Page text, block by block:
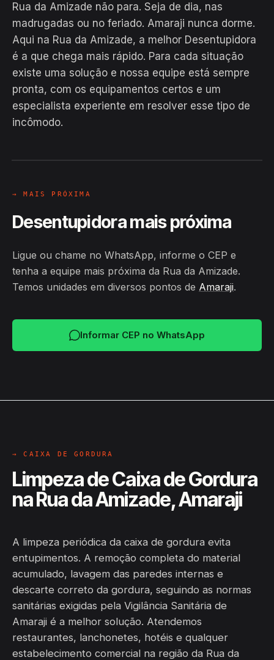
Rua da Amizade não para. Seja de dia, nas
madrugadas ou no feriado. Amaraji nunca dorme.
Aqui na Rua da Amizade, a melhor Desentupidora
é a que chega mais rápido. Para cada situação
existe uma solução e nossa equipe está sempre
pronta, com os equipamentos certos e um
especialista experiente em resolver esse tipo de
incômodo.
EM CAMPO
→ MAIS PRÓXIMA
Desentupidora mais próxima
Ligue ou chame no WhatsApp, informe o CEP e
tenha a equipe mais próxima da Rua da Amizade.
Temos unidades em diversos pontos de Amaraji.
Informar CEP no WhatsApp
→ CAIXA DE GORDURA
Limpeza de Caixa de Gordura
na Rua da Amizade, Amaraji
A limpeza periódica da caixa de gordura evita
entupimentos. A remoção completa do material
acumulado, lavagem das paredes internas e
descarte correto da gordura, seguindo as normas
sanitárias exigidas pela Vigilância Sanitária de
Amaraji é a melhor solução. Atendemos
restaurantes, lanchonetes, hotéis e qualquer
estabelecimento comercial na região da Rua da